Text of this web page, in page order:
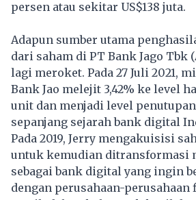
persen atau sekitar US$138 juta.
Adapun sumber utama
dari saham di PT Bank Jago Tbk
lagi meroket. Pada 27 Juli 2021,
Bank Jao melejit 3,42% ke level
unit dan menjadi level
sepanjang sejarah bank digital
Pada 2019, Jerry mengakuisisi
untuk kemudian ditransformasi
sebagai bank digital yang ingin
dengan perusahaan-perusahaan